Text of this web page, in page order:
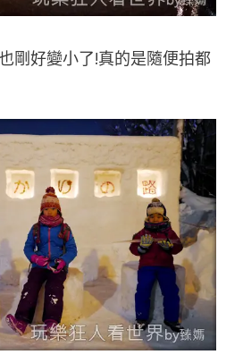
剛好變小了!真的是隨便拍都